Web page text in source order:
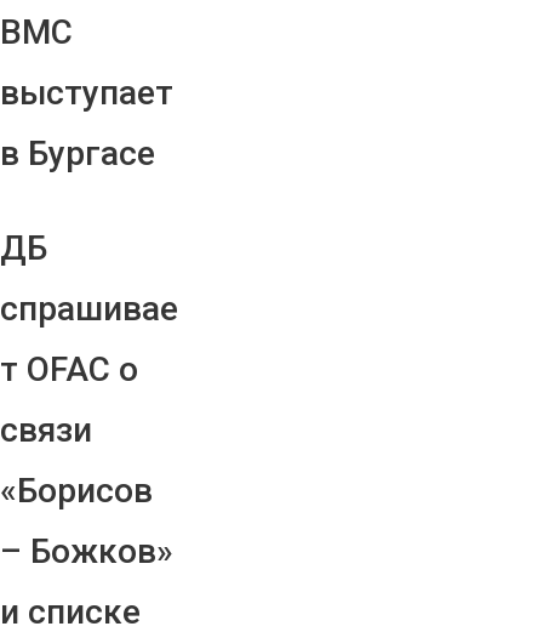
ВМС
выступает
в Бургасе
ДБ
спрашивае
т OFAC о
связи
«Борисов
– Божков»
и списке